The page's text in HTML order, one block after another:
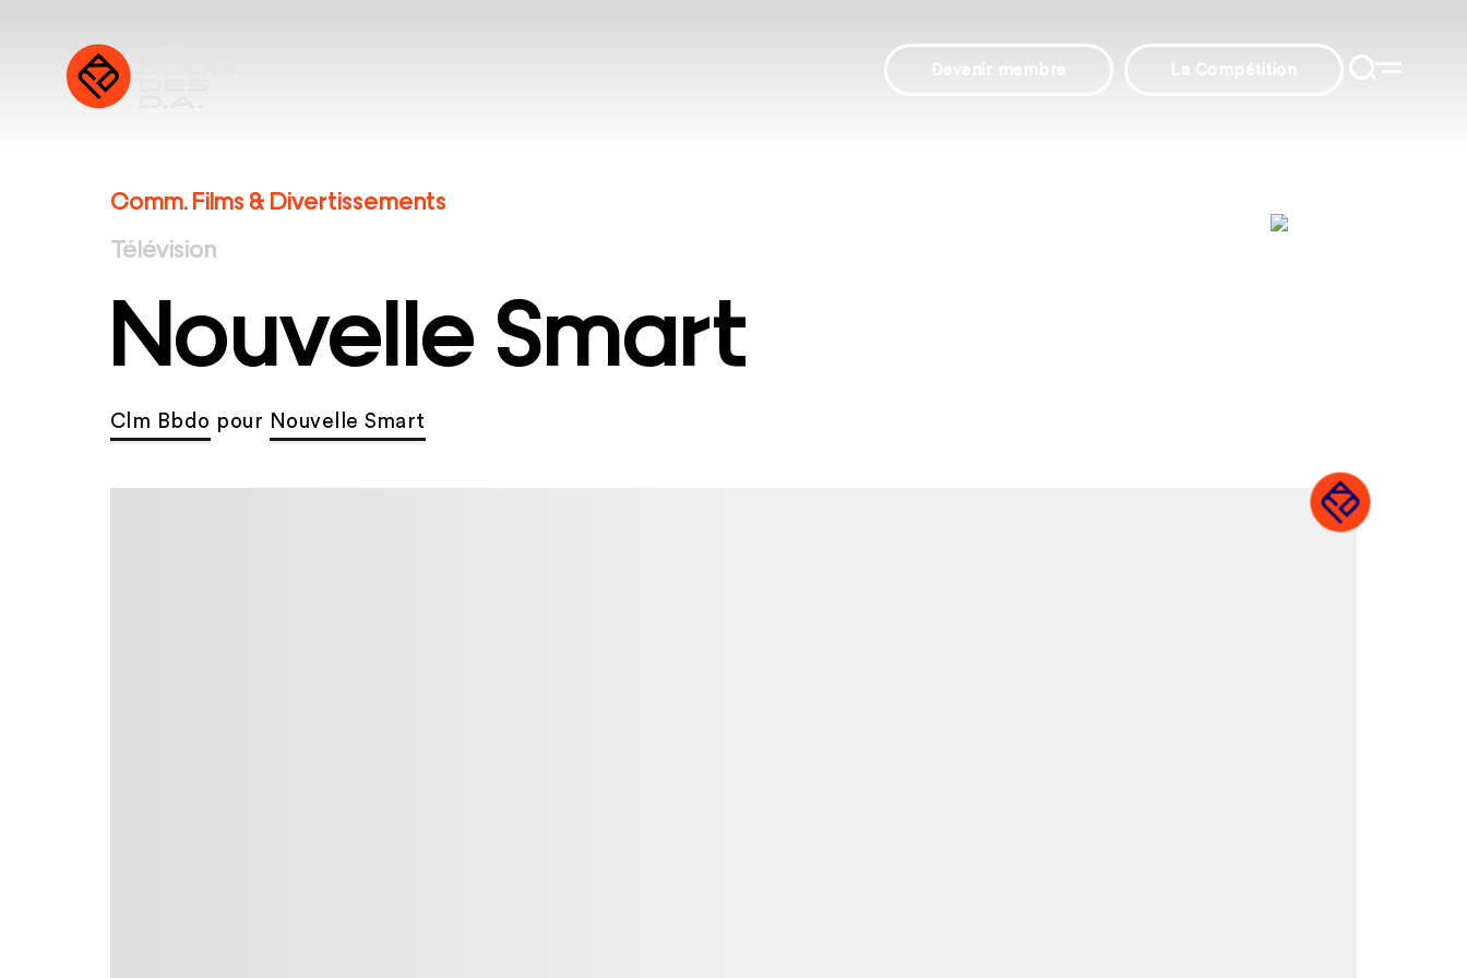
Devenir membre La Compétition
Comm. Films & Divertissements
Télévision
Nouvelle Smart
Clm Bbdo pour Nouvelle Smart